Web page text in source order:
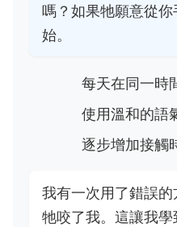
嗎？如果牠願意從
始。
每天在同一時
使用溫和的語
逐步增加接觸
我有一次用了錯誤
牠咬了我。這讓我